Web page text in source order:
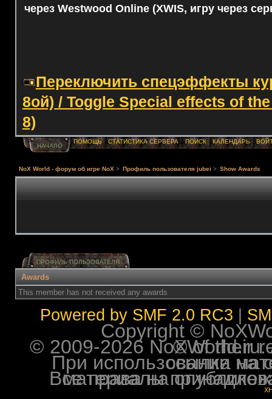
через Westwood Online (XWIS, игру через
Переключить спецэффекты
8ой) / Toggle Special effects of
8)
НАЧАЛО
ПОМОЩЬ СТАТИСТИКА СЕРВЕРА ПОИСК КАЛЕНДАРЬ
NoX World - форум об игре NoX > Профиль пользователя jubei > Show Awards
ПРОФИЛЬ ПОЛЬЗОВАТЕЛЯ
Awards
This member has not received any awards
Powered by SMF 2.0 RC3
Copyright ©
© 2009-2026 NoXWorld.ru. All
При использовании
Все права на опубликованные на форуме